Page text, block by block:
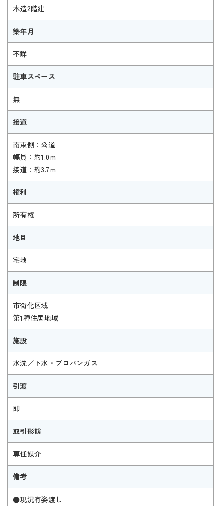
木造2階建
築年月
不詳
駐車スペース
無
接道
南東側：公道
幅員：約1.0ｍ
接道：約3.7ｍ
権利
所有権
地目
宅地
制限
市街化区域
第1種住居地域
施設
水洗／下水・プロパンガス
引渡
即
取引形態
専任媒介
備考
●現況有姿渡し